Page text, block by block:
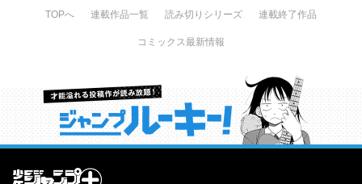
TOPへ 連載作品一覧 読み切りシリーズ 連載終了作品
コミックス最新情報
才能溢れる投稿作が読み放題！ ジャンプルーキー！